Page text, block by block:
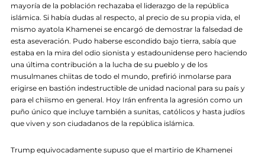
mayoría de la población rechazaba el liderazgo de la república
islámica. Si había dudas al respecto, al precio de su propia vida, el
mismo ayatola Khamenei se encargó de demostrar la falsedad de
esta aseveración. Pudo haberse escondido bajo tierra, sabía que
estaba en la mira del odio sionista y estadounidense pero haciendo
una última contribución a la lucha de su pueblo y de los
musulmanes chiitas de todo el mundo, prefirió inmolarse para
erigirse en bastión indestructible de unidad nacional para su país y
para el chiismo en general. Hoy Irán enfrenta la agresión como un
puño único que incluye también a sunitas, católicos y hasta judíos
que viven y son ciudadanos de la república islámica.
Trump equivocadamente supuso que el martirio de Khamenei